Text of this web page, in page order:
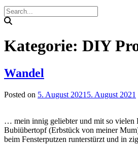
Kategorie: DIY
Wandel
Posted on 5. August 2021 5. August 2021
… mein innig geliebter und mit so vielen
Bubiübertopf (Erbstück von meiner
beim Fensterputzen runterstürzt und in